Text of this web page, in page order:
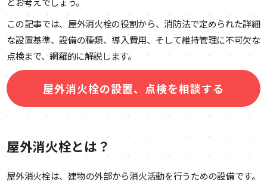
この記事では、屋外消火栓の役割から、消防法で定められた詳細
な設置基準、設備の種類、導入費用、そして維持管理に不可欠な
点検まで、網羅的に解説します。
屋外消火栓の設置、点検を相談する
屋外消火栓とは？
屋外消火栓は、建物の外部から消火活動を行うための設備です。